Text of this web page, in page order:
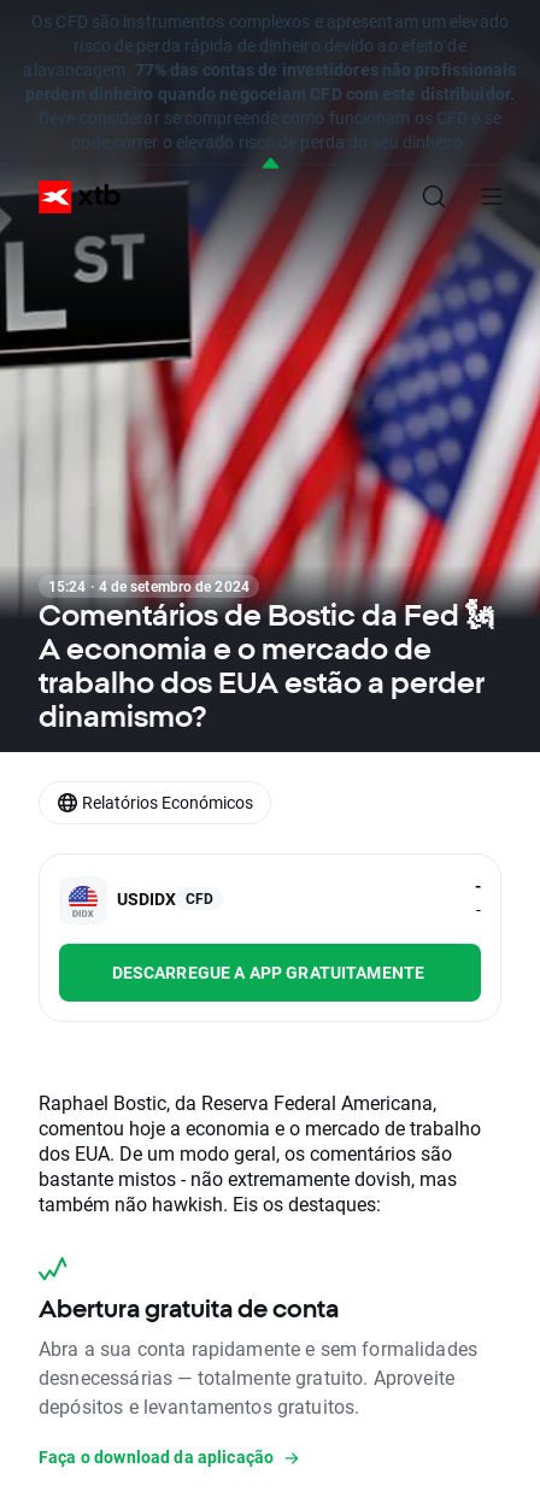
Os CFD são instrumentos complexos e apresentam um elevado
risco de perda rápida de dinheiro devido ao efeito de
alavancagem. 77% das contas de investidores não profissionais
perdem dinheiro quando negoceiam CFD com este distribuidor.
Deve considerar se compreende como funcionam os CFD e se
pode correr o elevado risco de perda do seu dinheiro.
15:24 · 4 de setembro de 2024
Comentários de Bostic da Fed 🗽
A economia e o mercado de
trabalho dos EUA estão a perder
dinamismo?
USDIDX CFD
-
-
DESCARREGUE A APP GRATUITAMENTE
Raphael Bostic, da Reserva Federal Americana,
comentou hoje a economia e o mercado de trabalho
dos EUA. De um modo geral, os comentários são
bastante mistos - não extremamente dovish, mas
também não hawkish. Eis os destaques:
Abertura gratuita de conta
Abra a sua conta rapidamente e sem formalidades
desnecessárias — totalmente gratuito. Aproveite
depósitos e levantamentos gratuitos.
Faça o download da aplicação
Relatórios Económicos